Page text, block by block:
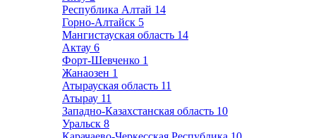
Республика Алтай 14
Горно-Алтайск 5
Мангистауская область 14
Актау 6
Форт-Шевченко 1
Жанаозен 1
Атырауская область 11
Атырау 11
Западно-Казахстанская область 10
Уральск 8